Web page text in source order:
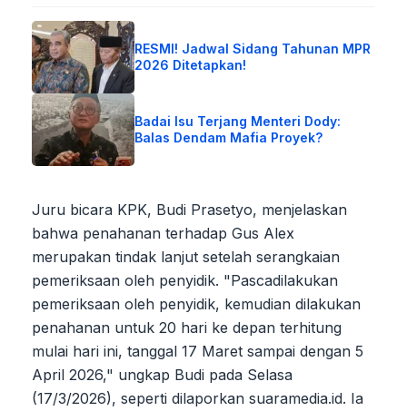
RESMI! Jadwal Sidang Tahunan MPR
2026 Ditetapkan!
Badai Isu Terjang Menteri Dody:
Balas Dendam Mafia Proyek?
Juru bicara KPK, Budi Prasetyo, menjelaskan
bahwa penahanan terhadap Gus Alex
merupakan tindak lanjut setelah serangkaian
pemeriksaan oleh penyidik. "Pascadilakukan
pemeriksaan oleh penyidik, kemudian dilakukan
penahanan untuk 20 hari ke depan terhitung
mulai hari ini, tanggal 17 Maret sampai dengan 5
April 2026," ungkap Budi pada Selasa
(17/3/2026), seperti dilaporkan suaramedia.id. Ia